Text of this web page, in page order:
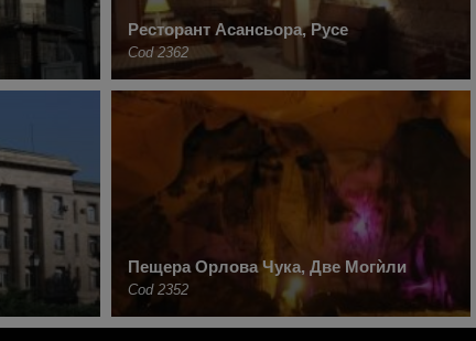
Ресторант Асансьора, Русе
Cod 2362
Пещера Орлова Чука, Две Могѝли
Cod 2352